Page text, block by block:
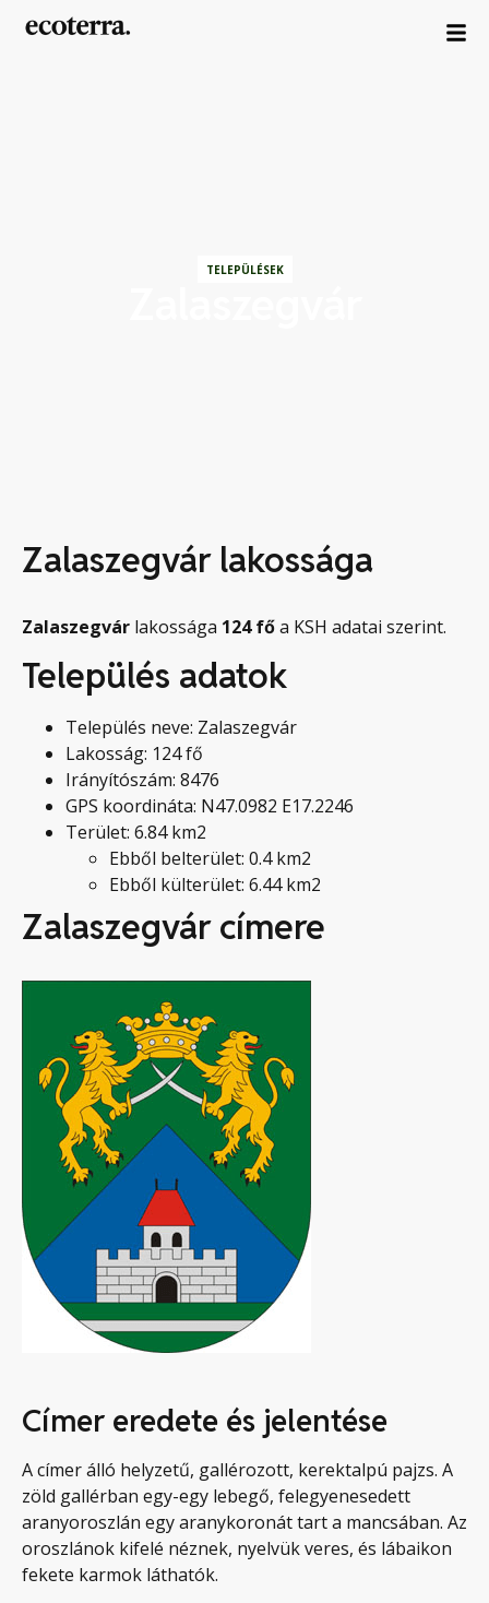
TELEPÜLÉSEK
Zalaszegvár lakossága
Zalaszegvár lakossága 124 főa KSH adatai szerint.
Település adatok
Település neve: Zalaszegvár
Lakosság: 124 fő
Irányítószám: 8476
GPS koordináta: N47.0982 E17.2246
Terület: 6.84 km2
Ebből belterület: 0.4 km2
Ebből külterület: 6.44 km2
Zalaszegvár címere
Címer eredete és jelentése
A címer álló helyzetű, gallérozott, kerektalpú pajzs. A
zöld gallérban egy-egy lebegő, felegyenesedett
aranyoroszlán egy aranykoronát tart a mancsában. Az
oroszlánok kifelé néznek, nyelvük veres, és lábaikon
fekete karmok láthatók.